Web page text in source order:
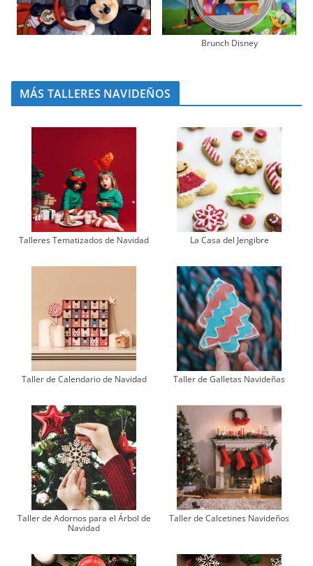
Brunch Disney
MÁS TALLERES NAVIDEÑOS
Talleres Tematizados de Navidad La Casa del Jengibre
Taller de Calendario de Navidad Taller de Galletas Navideñas
Taller de Adornos para el Árbol de
Navidad
Taller de Calcetines Navideños